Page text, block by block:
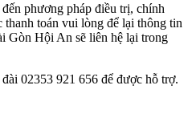
phương pháp điều trị, chính
toán vui lòng để lại thông tin
Gòn Hội An sẽ liên hệ lại trong
02353 921 656 để được hỗ trợ.